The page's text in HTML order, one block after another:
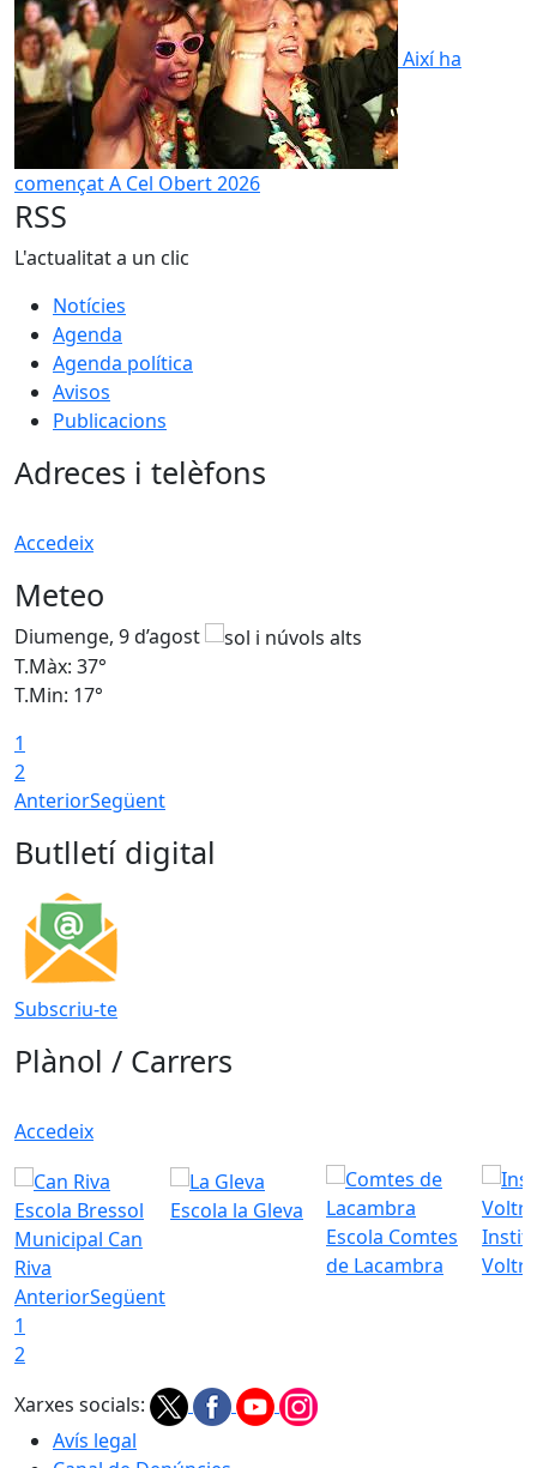
Així­ ha
començat A Cel Obert 2026
RSS
L'actualitat a un clic
Notícies
Agenda
Agenda política
Avisos
Publicacions
Adreces i telèfons
Accedeix
Meteo
Diumenge, 9 d’agost
T.Màx: 37°
T.Min: 17°
1
2
AnteriorSegüent
Butlletí digital
Subscriu-te
Plànol / Carrers
Accedeix
Escola Bressol
Municipal Can
Riva
Escola la Gleva
Escola Comtes
de Lacambra
AnteriorSegüent
1
2
Xarxes socials:
Avís legal